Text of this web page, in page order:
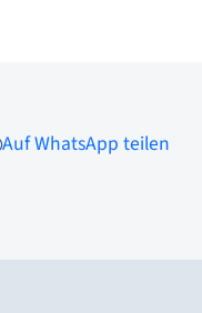
Auf WhatsApp teilen